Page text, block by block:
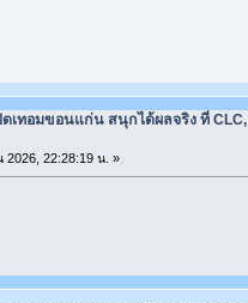
ดเทอมขอนแก่น สนุกได้ผลจริง ที่ CLC,
2026, 22:28:19 น. »